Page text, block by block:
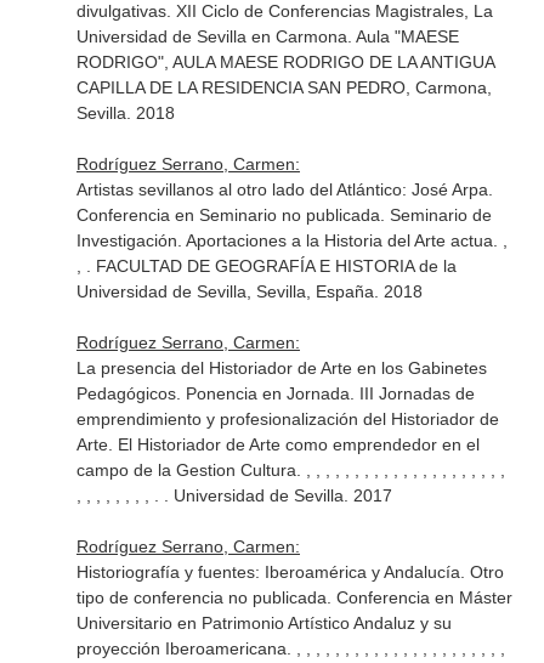
divulgativas. XII Ciclo de Conferencias Magistrales, La
Universidad de Sevilla en Carmona. Aula "MAESE
RODRIGO", AULA MAESE RODRIGO DE LA ANTIGUA
CAPILLA DE LA RESIDENCIA SAN PEDRO, Carmona,
Sevilla. 2018
Rodríguez Serrano, Carmen:
Artistas sevillanos al otro lado del Atlántico: José Arpa.
Conferencia en Seminario no publicada. Seminario de
Investigación. Aportaciones a la Historia del Arte actua. ,
, . FACULTAD DE GEOGRAFÍA E HISTORIA de la
Universidad de Sevilla, Sevilla, España. 2018
Rodríguez Serrano, Carmen:
La presencia del Historiador de Arte en los Gabinetes
Pedagógicos. Ponencia en Jornada. III Jornadas de
emprendimiento y profesionalización del Historiador de
Arte. El Historiador de Arte como emprendedor en el
campo de la Gestion Cultura. , , , , , , , , , , , , , , , , , , , , ,
, , , , , , , , . . Universidad de Sevilla. 2017
Rodríguez Serrano, Carmen:
Historiografía y fuentes: Iberoamérica y Andalucía. Otro
tipo de conferencia no publicada. Conferencia en Máster
Universitario en Patrimonio Artístico Andaluz y su
proyección Iberoamericana. , , , , , , , , , , , , , , , , , , , , , ,